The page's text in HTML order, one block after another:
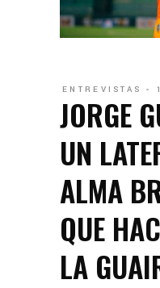
ENTREVISTAS
JORGE
UN
ALMA
QUE
LA